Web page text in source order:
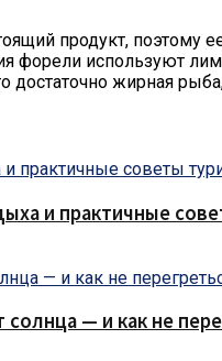
продукт, поэтому
форели используют
достаточно жирная
и практичные
солнца — и как не